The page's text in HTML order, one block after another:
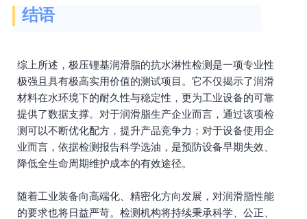
结语
综上所述，极压锂基润滑脂的抗水淋性检测是一项专业性
极强且具有极高实用价值的测试项目。它不仅揭示了润滑
材料在水环境下的耐久性与稳定性，更为工业设备的可靠
提供了数据支撑。对于润滑脂生产企业而言，通过该项检
测可以不断优化配方，提升产品竞争力；对于设备使用企
业而言，依据检测报告科学选油，是预防设备早期失效、
降低全生命周期维护成本的有效途径。
随着工业装备向高端化、精密化方向发展，对润滑脂性能
的要求也将日益严苛。检测机构将持续秉承科学、公正、